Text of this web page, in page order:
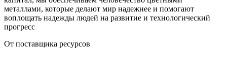
металлами, которые делают мир надежнее и помогают
воплощать надежды людей на развитие и технологический
прогресс
От поставщика ресурсов